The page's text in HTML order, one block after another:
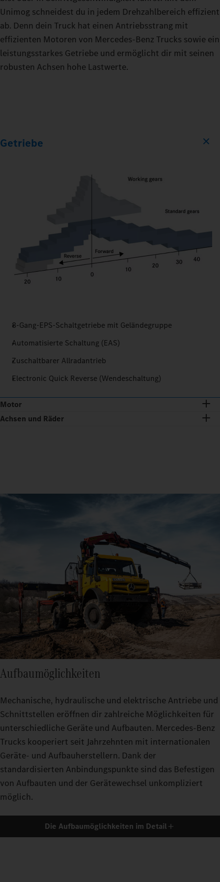
Unimog schneidest du in jedem Drehzahlbereich effizient
ab. Denn dein Truck hat einen Antriebsstrang mit
effizienten Motoren von Mercedes‑Benz Trucks sowie ein
leistungsstarkes Getriebe und ermöglicht dir mit seinen
robusten Achsen hohe Lastwerte.
Getriebe
8-Gang-EPS-Schaltgetriebe mit Geländegruppe
Automatisierte Schaltung (EAS)
Zuschaltbarer Allradantrieb
Electronic Quick Reverse (Wendeschaltung)
Motor
Achsen und Räder
Aufbaumöglichkeiten
Mechanische, hydraulische und elektrische Antriebe und
Schnittstellen eröffnen dir zahlreiche Möglichkeiten für
unterschiedliche Geräte und Aufbauten. Mercedes‑Benz
Trucks kooperiert seit Jahrzehnten mit internationalen
Geräte- und Aufbauherstellern. Dank der
standardisierten Anbindungspunkte sind das Befestigen
von Aufbauten und der Gerätewechsel unkompliziert
möglich.
Die Aufbaumöglichkeiten im Detail